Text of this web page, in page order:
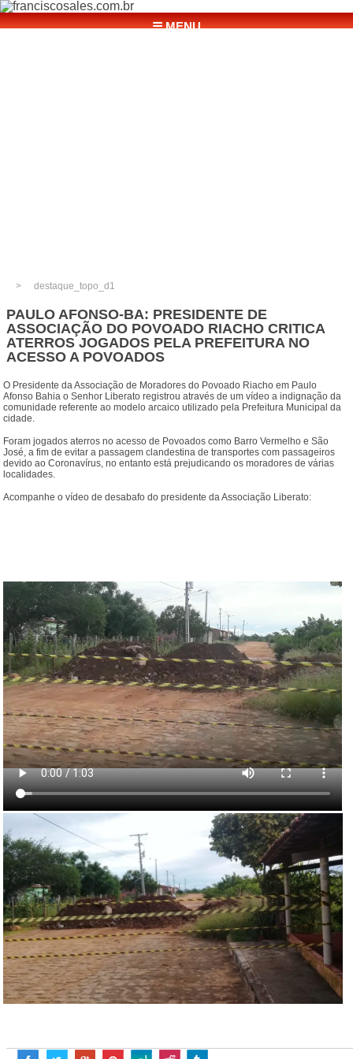
☰ MENU
destaque_topo_d1
PAULO AFONSO-BA: PRESIDENTE DE
ASSOCIAÇÃO DO POVOADO RIACHO CRITICA
ATERROS JOGADOS PELA PREFEITURA NO
ACESSO A POVOADOS
O Presidente da Associação de Moradores do Povoado Riacho em Paulo
Afonso Bahia o Senhor Liberato registrou através de um vídeo a indignação da
comunidade referente ao modelo arcaico utilizado pela Prefeitura Municipal da
cidade.
Foram jogados aterros no acesso de Povoados como Barro Vermelho e São
José, a fim de evitar a passagem clandestina de transportes com passageiros
devido ao Coronavírus, no entanto está prejudicando os moradores de várias
localidades.
Acompanhe o vídeo de desabafo do presidente da Associação Liberato: